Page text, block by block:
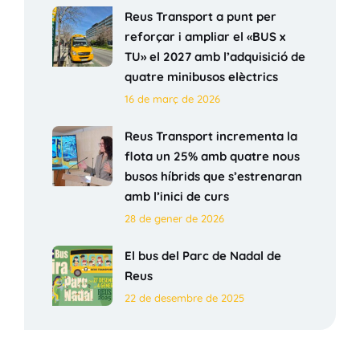
Reus Transport a punt per
reforçar i ampliar el «BUS x
TU» el 2027 amb l’adquisició de
quatre minibusos elèctrics
16 de març de 2026
Reus Transport incrementa la
flota un 25% amb quatre nous
busos híbrids que s’estrenaran
amb l’inici de curs
28 de gener de 2026
El bus del Parc de Nadal de
Reus
22 de desembre de 2025